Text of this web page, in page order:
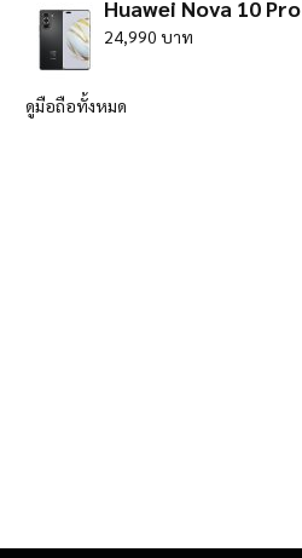
Huawei Nova 10 Pro
24,990 บาท
ดูมือถือทั้งหมด